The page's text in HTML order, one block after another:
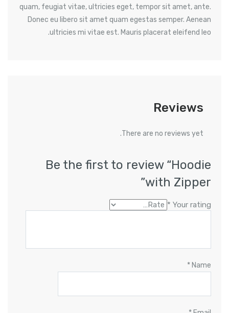
quam, feugiat vitae, ultricies eget, tempor sit amet, ante.
Donec eu libero sit amet quam egestas semper. Aenean
ultricies mi vitae est. Mauris placerat eleifend leo.
Reviews
There are no reviews yet.
Be the first to review “Hoodie
with Zipper”
Your rating
*
Name
*